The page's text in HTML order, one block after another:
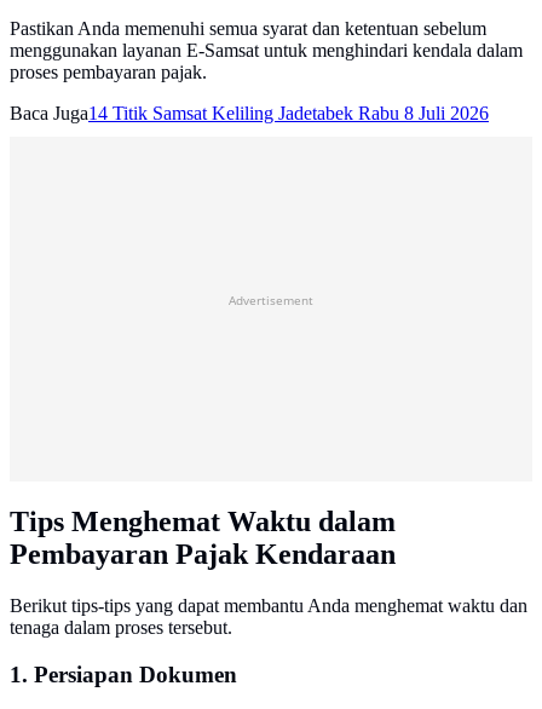
Pastikan Anda memenuhi semua syarat dan ketentuan sebelum
menggunakan layanan E-Samsat untuk menghindari kendala dalam
proses pembayaran pajak.
Baca Juga14 Titik Samsat Keliling Jadetabek Rabu 8 Juli 2026
Advertisement
Tips Menghemat Waktu dalam
Pembayaran Pajak Kendaraan
Berikut tips-tips yang dapat membantu Anda menghemat waktu dan
tenaga dalam proses tersebut.
1. Persiapan Dokumen